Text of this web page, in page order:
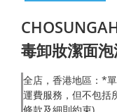
毒卸妝潔面
全店，香港地區：*
運費服務，但不包括